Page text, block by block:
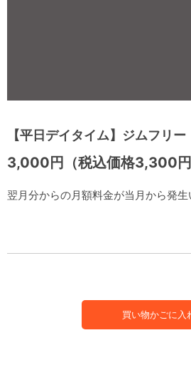
【平日デイタイム】ジムフリー
翌月分からの月額料金が当月から発生
3,000円（税込価格3,300円
買い物かごに入